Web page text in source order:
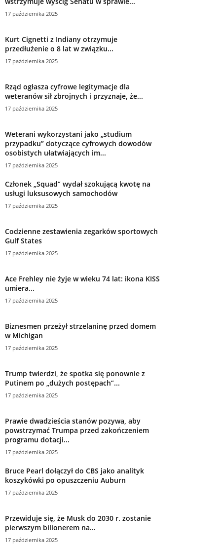
17 października 2025
Kurt Cignetti z Indiany otrzymuje
przedłużenie o 8 lat w związku...
17 października 2025
Rząd ogłasza cyfrowe legitymacje dla
weteranów sił zbrojnych i przyznaje, że...
17 października 2025
Weterani wykorzystani jako „studium
przypadku” dotyczące cyfrowych dowodów
osobistych ułatwiających im...
17 października 2025
Członek „Squad” wydał szokującą kwotę na
usługi luksusowych samochodów
17 października 2025
Codzienne zestawienia zegarków sportowych
Gulf States
17 października 2025
Ace Frehley nie żyje w wieku 74 lat: ikona KISS
umiera...
17 października 2025
Biznesmen przeżył strzelaninę przed domem
w Michigan
17 października 2025
Trump twierdzi, że spotka się ponownie z
Putinem po „dużych postępach”...
17 października 2025
Prawie dwadzieścia stanów pozywa, aby
powstrzymać Trumpa przed zakończeniem
programu dotacji...
17 października 2025
Bruce Pearl dołączył do CBS jako analityk
koszykówki po opuszczeniu Auburn
17 października 2025
Przewiduje się, że Musk do 2030 r. zostanie
pierwszym bilionerem na...
17 października 2025